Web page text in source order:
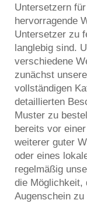
Untersetzern
hervorragende
Untersetzer zu
langlebig sind.
verschiedene
zunächst
vollständigen
detaillierten
Muster zu
bereits vor
weiterer guter
oder eines
regelmäßig
die Möglichkeit,
Augenschein